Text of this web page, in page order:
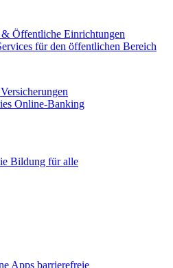
Öffentliche Einrichtungen
für den öffentlichen Bereich
Online-Banking
Bildung für alle
Apps barrierefreie